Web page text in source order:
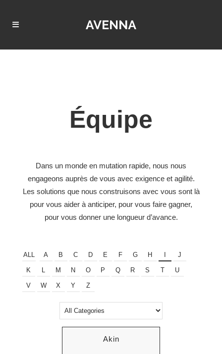
Équipe
Dans un monde en mutation rapide, nous nous
engageons auprès de vous avec exigence et agilité.
Les solutions que nous construisons avec vous sont là
pour vous aider à anticiper, pour vous faire gagner,
pour vous donner une longueur d’avance.
ALL A B C D E F G H J
K L M N O P Q R S T U
V W X Y Z
Akin